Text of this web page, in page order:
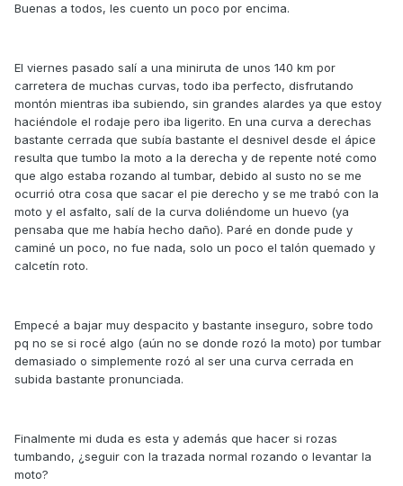
Buenas a todos, les cuento un poco por encima.
El viernes pasado salí a una miniruta de unos 140 km por
carretera de muchas curvas, todo iba perfecto, disfrutando
montón mientras iba subiendo, sin grandes alardes ya que estoy
haciéndole el rodaje pero iba ligerito. En una curva a derechas
bastante cerrada que subía bastante el desnivel desde el ápice
resulta que tumbo la moto a la derecha y de repente noté como
que algo estaba rozando al tumbar, debido al susto no se me
ocurrió otra cosa que sacar el pie derecho y se me trabó con la
moto y el asfalto, salí de la curva doliéndome un huevo (ya
pensaba que me había hecho daño). Paré en donde pude y
caminé un poco, no fue nada, solo un poco el talón quemado y
calcetín roto.
Empecé a bajar muy despacito y bastante inseguro, sobre todo
pq no se si rocé algo (aún no se donde rozó la moto) por tumbar
demasiado o simplemente rozó al ser una curva cerrada en
subida bastante pronunciada.
Finalmente mi duda es esta y además que hacer si rozas
tumbando, ¿seguir con la trazada normal rozando o levantar la
moto?